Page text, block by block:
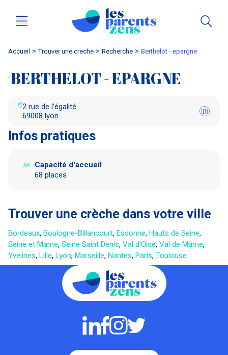
Accueil trouver une creche Recherche berthelot - epargne
BERTHELOT - EPARGNE
2 rue de l'égalité
69008 lyon
Infos pratiques
Capacité d'accueil
68 places
Trouver une crèche dans votre ville
Bordeaux, Boulogne-Billancourt, Essonne, Hauts de Seine,
Seine et Marne, Seine Saint Denis, Val d'Oise, Val de Marne,
Yvelines, Lille, Lyon, Marseille, Nantes, Paris, Toulouse